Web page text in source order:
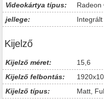
Videokártya típus: Radeon
jellege:
Integrált
Kijelző
Kijelző méret:
15,6
Kijelző felbontás:
Kijelző típus:
Matt,